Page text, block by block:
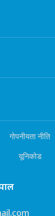
गोपनीयता नीति
यूनिकोड